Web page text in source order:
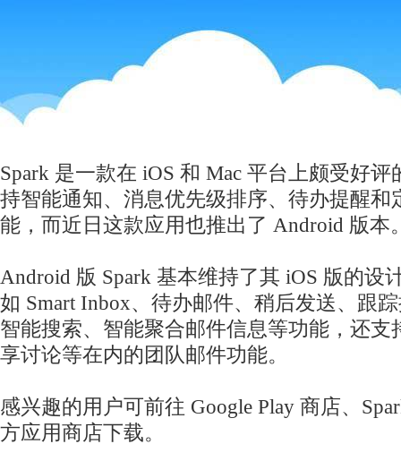
Spark 是一款在 iOS 和 Mac 平台上颇受好
持智能通知、消息优先级排序、待办提醒和
能，而近日这款应用也推出了 Android 版本
Android 版 Spark 基本维持了其 iOS 版的设
如 Smart Inbox、待办邮件、稍后发送、跟
智能搜索、智能聚合邮件信息等功能，还支
享讨论等在内的团队邮件功能。
感兴趣的用户可前往 Google Play 商店、
方应用商店下载。